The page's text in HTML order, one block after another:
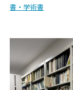
書・学術書